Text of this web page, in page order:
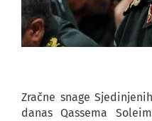
Zračne snage
danas Qassema